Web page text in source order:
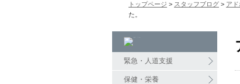
トップページ > スタッフブログ > ア
た。
緊急・人道支援
保健・栄養